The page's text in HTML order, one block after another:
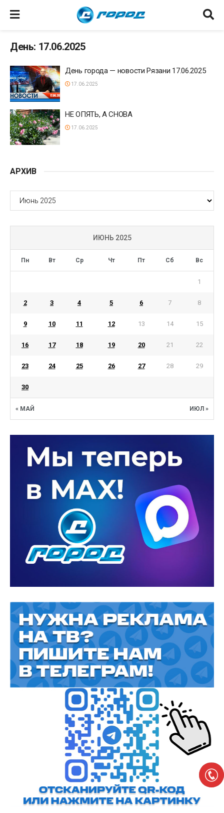
День: 17.06.2025
День города — новости Рязани 17.06.2025
17.06.2025
НЕ ОПЯТЬ, А СНОВА
17.06.2025
АРХИВ
АРХИВ
ИЮНЬ 2025
Пн Вт Ср Чт Пт Сб Вс
« МАЙ ИЮЛ »
1
2 3 4 5 6 7 8
9 10 11 12 13 14 15
16 17 18 19 20 21 22
23 24 25 26 27 28 29
30